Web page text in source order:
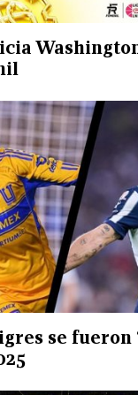
se fueron